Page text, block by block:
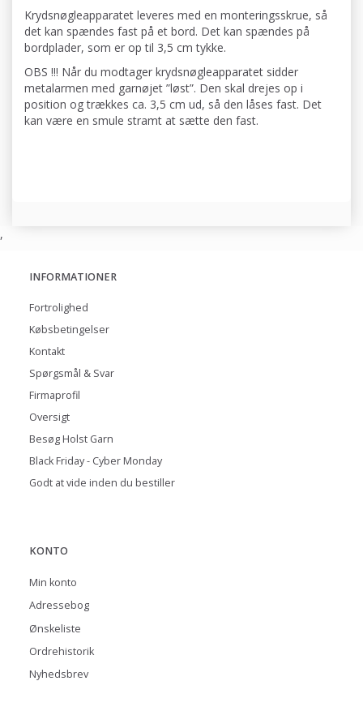
Krydsnøgleapparatet leveres med en monteringsskrue, så
det kan spændes fast på et bord. Det kan spændes på
bordplader, som er op til 3,5 cm tykke.
OBS !!! Når du modtager krydsnøgleapparatet sidder
metalarmen med garnøjet ”løst”. Den skal drejes op i
position og trækkes ca. 3,5 cm ud, så den låses fast. Det
kan være en smule stramt at sætte den fast.
,
INFORMATIONER
Fortrolighed
Købsbetingelser
Kontakt
Spørgsmål & Svar
Firmaprofil
Oversigt
Besøg Holst Garn
Black Friday - Cyber Monday
Godt at vide inden du bestiller
KONTO
Min konto
Adressebog
Ønskeliste
Ordrehistorik
Nyhedsbrev